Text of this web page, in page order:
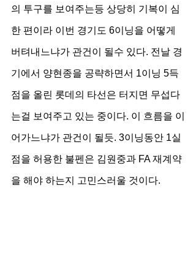
의 투구를 보여주는등 상당히 기복이 심
한 편이라 이번 경기도 6이닝을 어떻게
버텨내느냐가 관건이 될수 있다. 전날 경
기에서 양현종을 공략하면서 1이닝 5득
점을 올린 롯데의 타선은 터지면 무섭다
는걸 보여주고 있는 중이다. 이 흐름을 이
어가느냐가 관건이 될듯. 3이닝동안 1실
점을 허용한 불펜은 김원중과 FA 재계약
을 해야 하는지 고민스러울 것이다.